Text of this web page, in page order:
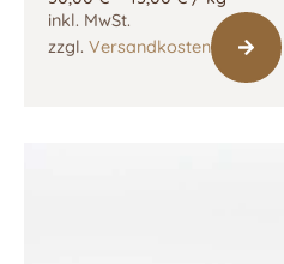
inkl. MwSt.
zzgl. Versandkosten